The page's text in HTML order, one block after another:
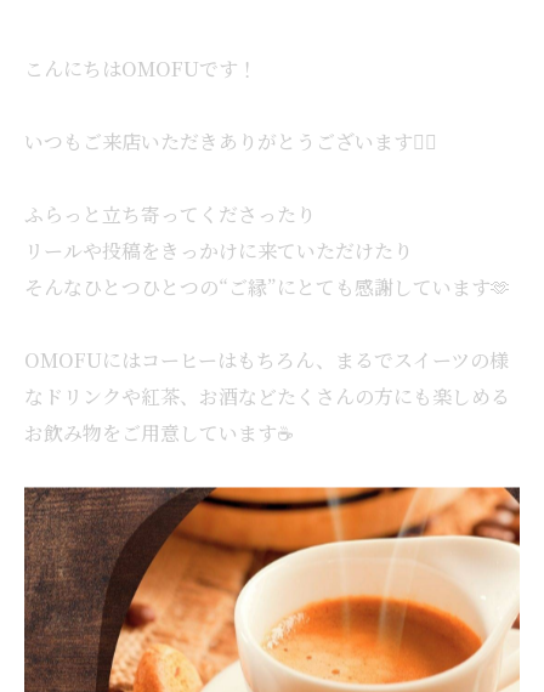
こんにちはOMOFUです！
いつもご来店いただきありがとうございます🙂‍↕️
ふらっと立ち寄ってくださったり
リールや投稿をきっかけに来ていただけたり
そんなひとつひとつの“ご縁”にとても感謝しています🫶
OMOFUにはコーヒーはもちろん、まるでスイーツの様
なドリンクや紅茶、お酒などたくさんの方にも楽しめる
お飲み物をご用意しています☕️
みなさんに提供する一杯一杯が温かいものになれたらう
れしいです❣️